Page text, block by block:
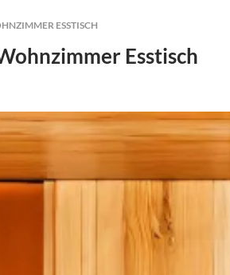
ESSTISCH
Esstisch